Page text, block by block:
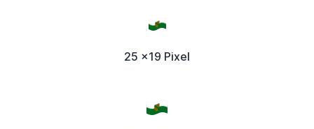
25 x19 Pixel